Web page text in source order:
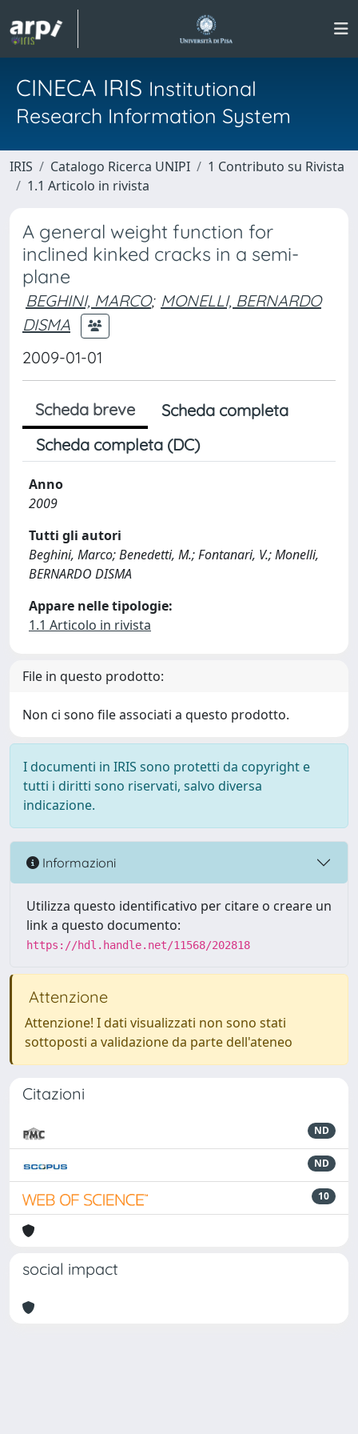
CINECA IRIS Institutional
Research Information System
IRIS Catalogo Ricerca UNIPI
1 Contributo su Rivista
1.1 Articolo in rivista
A general weight function for
inclined kinked cracks in a semi-
plane
BEGHINI, MARCO; MONELLI, BERNARDO
DISMA
2009-01-01
Scheda breve
Scheda completa
Scheda completa (DC)
Anno
2009
Tutti gli autori
Beghini, Marco; Benedetti, M.; Fontanari, V.; Monelli,
BERNARDO DISMA
Appare nelle tipologie:
1.1 Articolo in rivista
File in questo prodotto:
Non ci sono file associati a questo prodotto.
I documenti in IRIS sono protetti da copyright e
tutti i diritti sono riservati, salvo diversa
indicazione.
Informazioni
Utilizza questo identificativo per citare o creare un
link a questo documento:
https://hdl.handle.net/11568/202818
Attenzione
Attenzione! I dati visualizzati non sono stati
sottoposti a validazione da parte dell'ateneo
Citazioni
ND
ND
10
social impact